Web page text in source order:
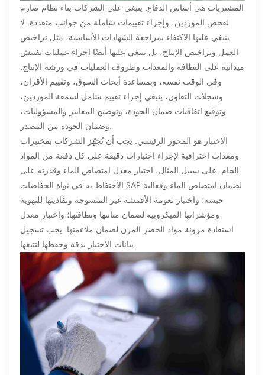
المشتريات هي أساس الدفاع. ينبغي على الشركات بناء نظام صارم
لفحص الموردين، وإجراء تقييمات شاملة من جوانب متعددة. لا
ينبغي عليها الاكتفاء بمراجعة الشهادات الأساسية، مثل تراخيص
العمل وتراخيص الإنتاج، بل ينبغي عليها أيضًا إجراء عمليات تفتيش
ميدانية على النظافة والمعدات وظروف العمليات في ورشة الإنتاج.
وفي الوقت نفسه، وبمساعدة أبحاث السوق، وتقييم الأقران،
وسجلات التعاون، ينبغي إجراء تقييم شامل لسمعة الموردين،
وتوقيع اتفاقيات ضمان الجودة، وتوضيح المعايير والمسؤوليات،
وضمان الجودة من المصدر.
الاختبار هو المحور الرئيسي. يجب أن تُجهّز الشركات بمختبرات
ومعدات احترافية لإجراء اختبارات دقيقة على كل دفعة من المواد
الخام. على سبيل المثال، اختبار معدل امتصاص الماء وقدرته على
الاحتفاظ به في نواة الحفاضات SAP لضمان امتصاص الماء وفعالية
حبسه؛ واختبار نعومة الأقمشة غير المنسوجة ونفاذيتها للتهوية
ومؤشراتها الميكروبية لضمان متانتها ونظافتها؛ واختبار معدل
استعادة مرونة مواد الخصر المرن لضمان ملاءمتها. يجب تسجيل
بيانات الاختبار بدقة وحفظها لتتبعها.